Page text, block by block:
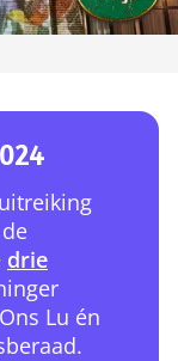
drie
Lu én